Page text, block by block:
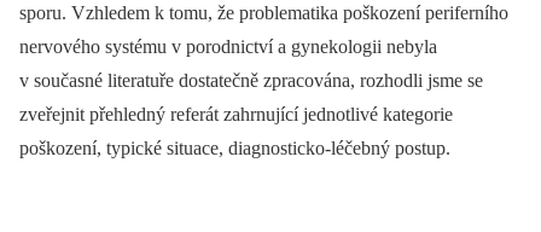
sporu. Vzhledem k tomu, že problematika poškození periferního
nervového systému v porodnictví a gynekologii nebyla
v současné literatuře dostatečně zpracována, rozhodli jsme se
zveřejnit přehledný referát zahrnující jednotlivé kategorie
poškození, typické situace, diagnosticko-léčebný postup.